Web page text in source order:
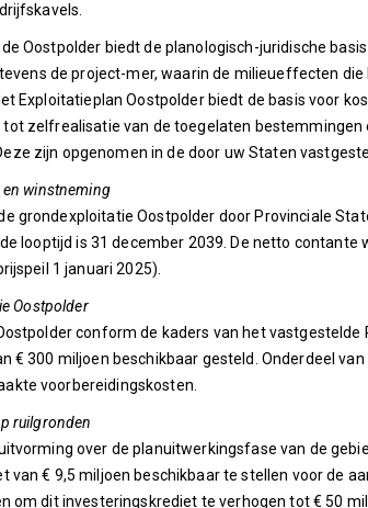
Oostpolder biedt de planologisch-juridische
de project-mer, waarin de milieueffecten
Exploitatieplan Oostpolder biedt de basis voor
zelfrealisatie van de toegelaten
zijn opgenomen in de door uw Staten
en winstneming
grondexploitatie Oostpolder door Provinciale
looptijd is 31 december 2039. De netto
1 januari 2025).
Oostpolder
conform de kaders van het
€ 300 miljoen beschikbaar gesteld. Onderdeel
voorbereidingskosten.
ruilgronden
over de planuitwerkingsfase van de
van € 9,5 miljoen beschikbaar te stellen voor de
om dit investeringskrediet te verhogen tot € 50